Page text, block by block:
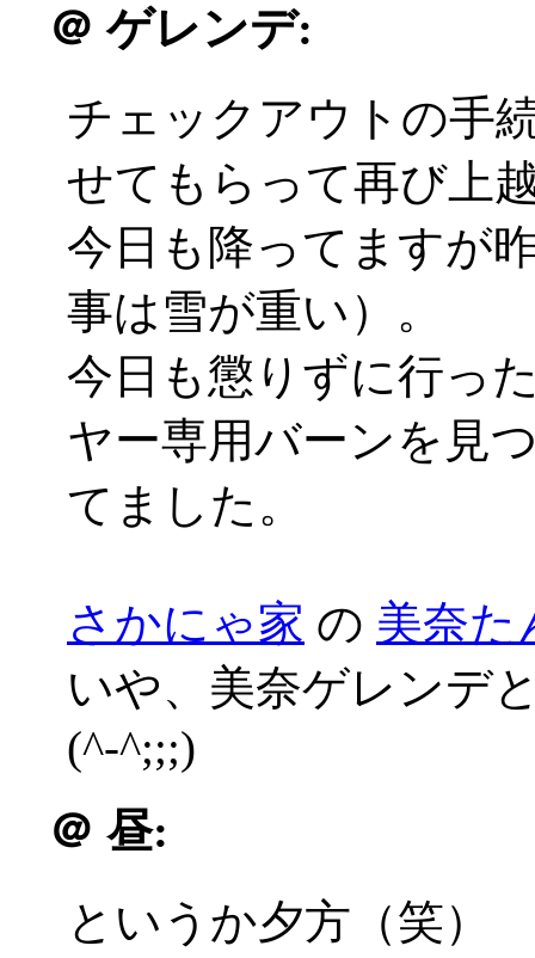
＠ ゲレンデ:
チェックアウトの手
せてもらって再び上
今日も降ってますが
事は雪が重い）。
今日も懲りずに行っ
ヤー専用バーンを見
てました。
さかにゃ家 の 美奈た
いや、美奈ゲレンデ
(^-^;;;)
＠ 昼:
というか夕方（笑）